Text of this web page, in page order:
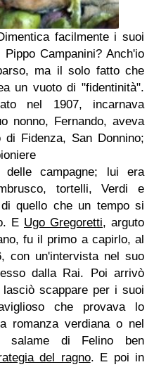
facilmente i suoi
Campanini? Anch'io
ma il solo fatto che
un vuoto di "fidentinità".
nel 1907, incarnava
nonno, Fernando, aveva
Fidenza, San Donnino;
delle campagne; lui era
tortelli, Verdi e
quello che un tempo si
E Ugo Gregoretti, arguto
fu il primo a capirlo, al
con un'intervista nel suo
dalla Rai. Poi arrivò
scappare per i suoi
che provava lo
romanza verdiana o nel
salame di Felino ben
del ragno. E poi in